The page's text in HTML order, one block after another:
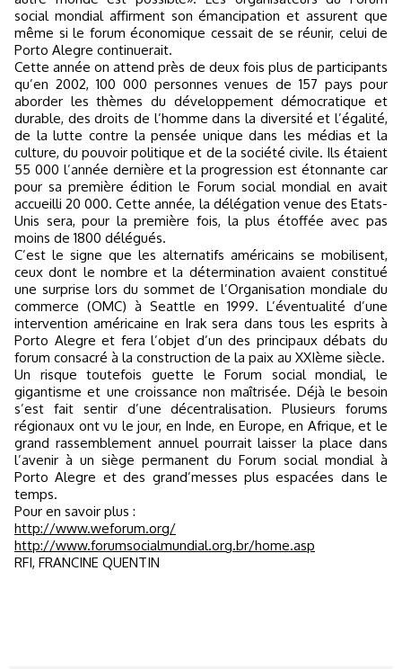
social mondial affirment son émancipation et assurent que
même si le forum économique cessait de se réunir, celui de
Porto Alegre continuerait.
Cette année on attend près de deux fois plus de participants
qu’en 2002, 100 000 personnes venues de 157 pays pour
aborder les thèmes du développement démocratique et
durable, des droits de l’homme dans la diversité et l’égalité,
de la lutte contre la pensée unique dans les médias et la
culture, du pouvoir politique et de la société civile. Ils étaient
55 000 l’année dernière et la progression est étonnante car
pour sa première édition le Forum social mondial en avait
accueilli 20 000. Cette année, la délégation venue des Etats-
Unis sera, pour la première fois, la plus étoffée avec pas
moins de 1800 délégués.
C’est le signe que les alternatifs américains se mobilisent,
ceux dont le nombre et la détermination avaient constitué
une surprise lors du sommet de l’Organisation mondiale du
commerce (OMC) à Seattle en 1999. L’éventualité d’une
intervention américaine en Irak sera dans tous les esprits à
Porto Alegre et fera l’objet d’un des principaux débats du
forum consacré à la construction de la paix au XXIème siècle.
Un risque toutefois guette le Forum social mondial, le
gigantisme et une croissance non maîtrisée. Déjà le besoin
s’est fait sentir d’une décentralisation. Plusieurs forums
régionaux ont vu le jour, en Inde, en Europe, en Afrique, et le
grand rassemblement annuel pourrait laisser la place dans
l’avenir à un siège permanent du Forum social mondial à
Porto Alegre et des grand’messes plus espacées dans le
temps.
Pour en savoir plus :
http://www.weforum.org/
http://www.forumsocialmundial.org.br/home.asp
RFI, FRANCINE QUENTIN